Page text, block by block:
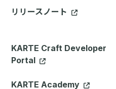
リリースノート
KARTE Craft Developer
Portal
KARTE Academy